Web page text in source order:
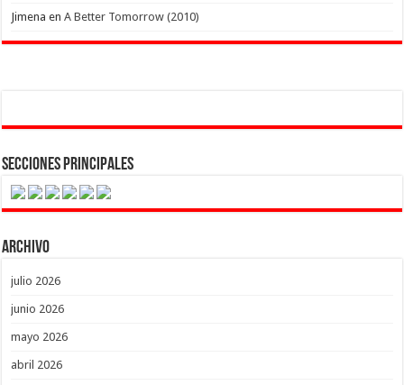
Jimena enA Better Tomorrow (2010)
Secciones Principales
Archivo
julio 2026
junio 2026
mayo 2026
abril 2026